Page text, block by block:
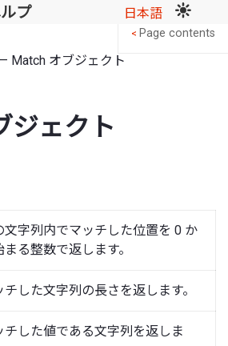
プ 日本語
— Match オブジェクト
ジェクト
文字列内でマッチした位置を 0 か
まる整数で返します。
チした文字列の長さを返します。
チした値である文字列を返しま
< Page contents